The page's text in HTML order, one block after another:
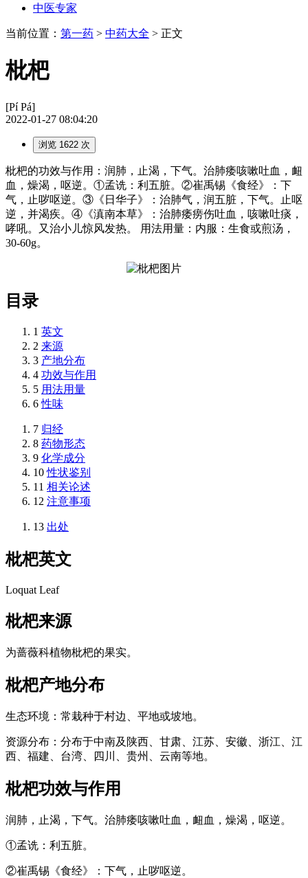
中医专家
当前位置： 第一药 > 中药大全 > 正文
枇杷
[Pí Pá]
2022-01-27 08:04:20
浏览 1622 次
枇杷的功效与作用：润肺，止渴，下气。治肺痿咳嗽吐血，衄
血，燥渴，呕逆。①孟诜：利五脏。②崔禹锡《食经》：下
气，止哕呕逆。③《日华子》：治肺气，润五脏，下气。止呕
逆，并渴疾。④《滇南本草》：治肺痿痨伤吐血，咳嗽吐痰，
哮吼。又治小儿惊风发热。 用法用量：内服：生食或煎汤，
30-60g。
目录
1 英文
2 来源
3 产地分布
4 功效与作用
5 用法用量
6 性味
7 归经
8 药物形态
9 化学成分
10 性状鉴别
11 相关论述
12 注意事项
13 出处
枇杷英文
Loquat Leaf
枇杷来源
为蔷薇科植物枇杷的果实。
枇杷产地分布
生态环境：常栽种于村边、平地或坡地。
资源分布：分布于中南及陕西、甘肃、江苏、安徽、浙江、江
西、福建、台湾、四川、贵州、云南等地。
枇杷功效与作用
润肺，止渴，下气。治肺痿咳嗽吐血，衄血，燥渴，呕逆。
①孟诜：利五脏。
②崔禹锡《食经》：下气，止哕呕逆。